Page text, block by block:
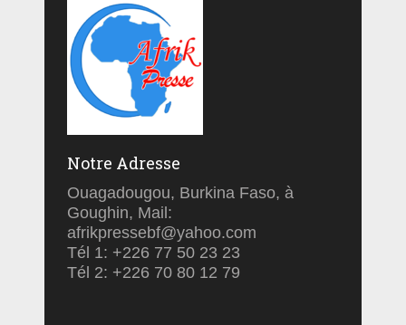
Notre Adresse
Ouagadougou, Burkina Faso, à
Goughin, Mail:
afrikpressebf@yahoo.com
Tél 1: +226 77 50 23 23
Tél 2: +226 70 80 12 79